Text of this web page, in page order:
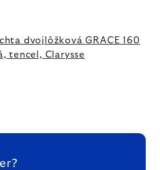
dvojlôžková GRACE 160
tencel, Clarysse